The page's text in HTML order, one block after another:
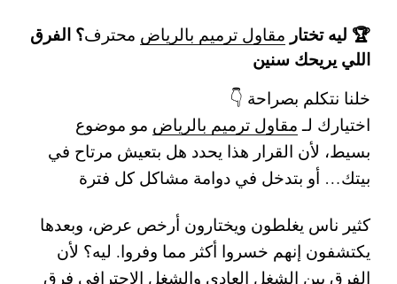
🏆 ليه تختار مقاول ترميم بالرياض محترف؟ الفرق
اللي يريحك سنين
خلنا نتكلم بصراحة 👇
اختيارك لـ مقاول ترميم بالرياض مو موضوع
بسيط، لأن القرار هذا يحدد هل بتعيش مرتاح في
بيتك… أو بتدخل في دوامة مشاكل كل فترة
كثير ناس يغلطون ويختارون أرخص عرض، وبعدها
يكتشفون إنهم خسروا أكثر مما وفروا. ليه؟ لأن
الفرق بين الشغل العادي والشغل الاحترافي فرق